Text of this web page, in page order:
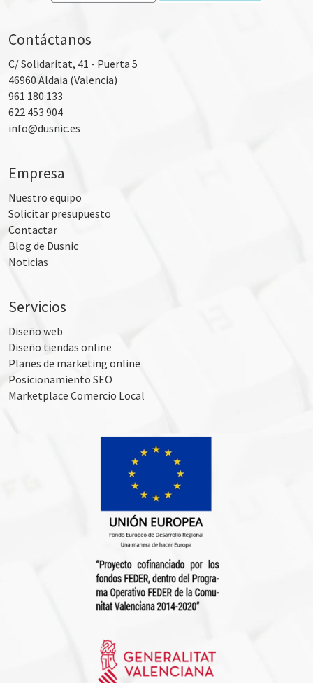
Contáctanos
C/ Solidaritat, 41 - Puerta 5
46960 Aldaia (Valencia)
961 180 133
622 453 904
info@dusnic.es
Empresa
Nuestro equipo
Solicitar presupuesto
Contactar
Blog de Dusnic
Noticias
Servicios
Diseño web
Diseño tiendas online
Planes de marketing online
Posicionamiento SEO
Marketplace Comercio Local